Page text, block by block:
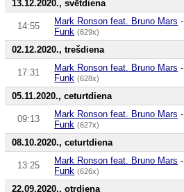
13.12.2020., svētdiena
14:55 Mark Ronson feat. Bruno Mars -
Funk (629x)
02.12.2020., trešdiena
17:31 Mark Ronson feat. Bruno Mars -
Funk (628x)
05.11.2020., ceturtdiena
09:13 Mark Ronson feat. Bruno Mars -
Funk (627x)
08.10.2020., ceturtdiena
13:25 Mark Ronson feat. Bruno Mars -
Funk (626x)
22.09.2020., otrdiena